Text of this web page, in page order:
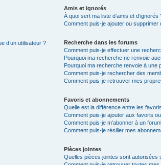
d’un utilisateur ?
Amis et ignorés
À quoi sert ma liste d’amis et d’ignorés
Comment puis-je ajouter ou supprimer
Recherche dans les forums
Comment puis-je effectuer une
Pourquoi ma recherche ne renvoie
Pourquoi ma recherche renvoie à une
Comment puis-je rechercher des
Comment puis-je retrouver mes
Favoris et abonnements
Quelle est la différence entre les
Comment puis-je ajouter aux favoris
Comment puis-je m’abonner à un
Comment puis-je résilier mes
Pièces jointes
Quelles pièces jointes sont autorisées